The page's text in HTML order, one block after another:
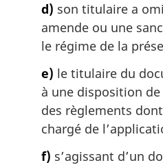
d) son titulaire a
amende ou une
le régime de la
e) le titulaire du
à une disposition
des règlements
chargé de
f) s’agissant d’un